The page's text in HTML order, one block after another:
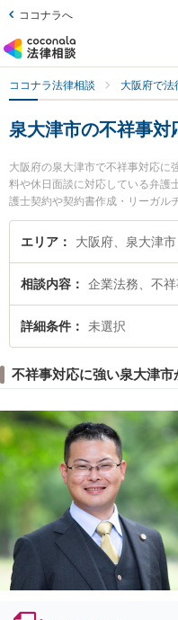
ココナラへ
ココナラ法律相談 大阪府で法
泉大津市の不祥事対
大阪府の泉大津市で不祥事対応に
料や休日面談に対応している弁護
護士契約や契約書作成・リーガル
かな分野での絞り込み検索もでき
護士や弁護士法人堀総合法律事務
に弁護士に相談したい』『不祥事
士を検索したい』『初回相談無料
弁護士に相談予約したい』などで
エリア 大阪府、泉大津市
相談内容 企業法務、不
詳細条件 未選択
不祥事対応に強い泉大津